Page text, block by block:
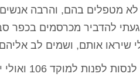
מטפלים בהם, והרבה
להדביר מכרסמים בכפר
שיראו אותם, ושמים לב
אם יש לכם בעיית